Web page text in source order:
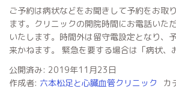
ご予約は病状などをお聞きして予約をお取
ます。クリニックの開院時間にお電話いた
いたします。時間外は留守電設定となり、
来かねます。 緊急を要する場合は「病状
公開済み: 2019年11月23日
作成者: 六本松足と心臓血管クリニック カ